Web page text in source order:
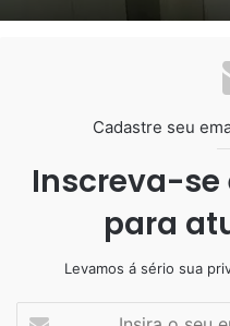
Muitos arquitetos e
Piso reciclável
piso vinílicoé fabricado
o PVC, além de ser
antialérgico e atóxico.
Porcelanato
Cadastre seu
Inscreva-se
para
Levamos á sério sua